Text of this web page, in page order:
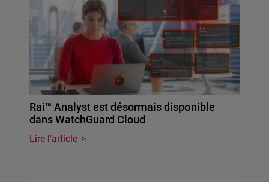
Rai™ Analyst est désormais disponible
dans WatchGuard Cloud
Lire l'article